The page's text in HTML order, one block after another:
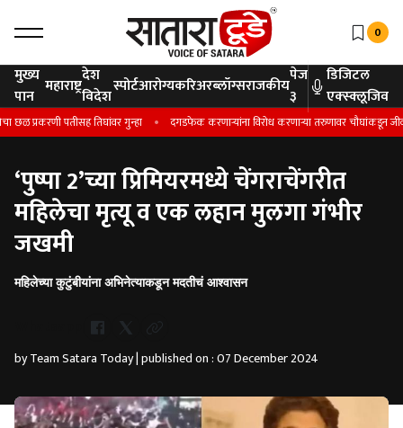
0
मुख्य
पान महाराष्ट्रदेश
विदेशस्पोर्टआरोग्यकरिअरब्लॉग्सराजकीयपेज
३
डिजिटल
एक्स्क्लूजिव
प्रकरणी पतीसह तिघांवर गुन्हा दगडफेक करणार्‍यांना विरोध करणार्‍या तरुणावर चौघांकडून
‘पुष्पा 2’च्या प्रिमियरमध्ये चेंगराचेंगरीत
महिलेचा मृत्यू व एक लहान मुलगा गंभीर
जखमी
महिलेच्या कुटुंबीयांना अभिनेत्याकडून मदतीचं आश्वासन
by Team Satara Today | published on : 07 December 2024